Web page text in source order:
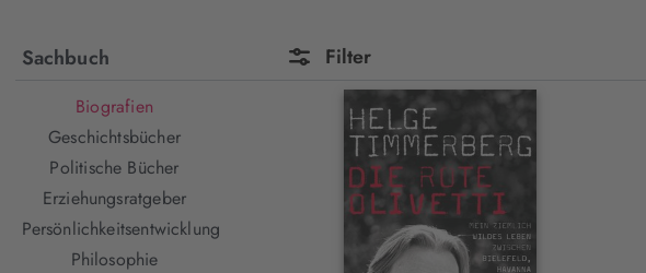
Sachbuch
Biografien
Geschichtsbücher
Politische Bücher
Erziehungsratgeber
Persönlichkeitsentwicklung
Philosophie
Filter